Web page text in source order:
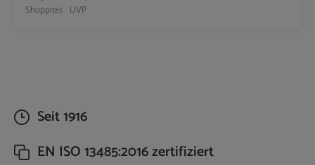
Shoppreis UVP
Seit 1916
EN ISO 13485:2016 zertifiziert